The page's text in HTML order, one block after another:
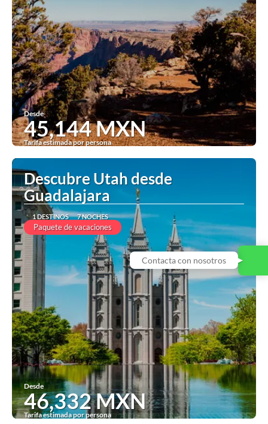
Desde
45,144 MXN
Tarifa estimada por persona
Ver
Descubre Utah desde
Guadalajara
1 DESTINOS 7 NOCHES
Paquete de vacaciones
Desde
46,332 MXN
Tarifa estimada por persona
Contacta con nosotros